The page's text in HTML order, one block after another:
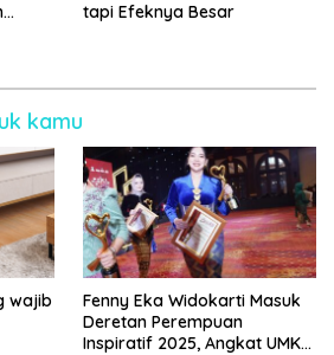
tapi Efeknya Besar
kamu
wajib
Fenny Eka Widokarti Masuk
Deretan Perempuan
Inspiratif 2025, Angkat UMKM